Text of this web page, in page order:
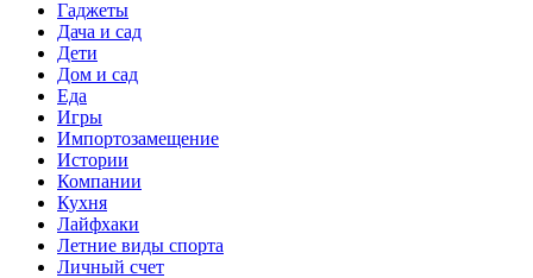
Гаджеты
Дача и сад
Дети
Дом и сад
Еда
Игры
Импортозамещение
Истории
Компании
Кухня
Лайфхаки
Летние виды спорта
Личный счет